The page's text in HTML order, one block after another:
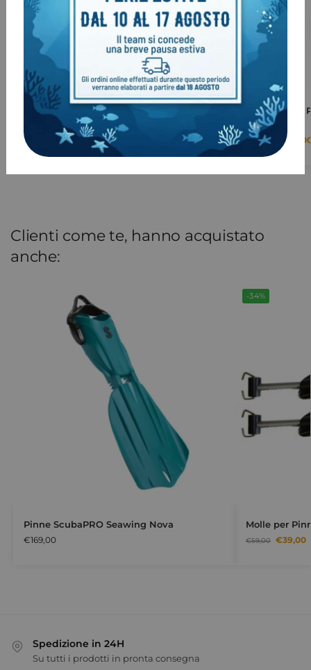
Cinghiolo Pinne Mares
Pinne Mares
XR Line
€199,00 €
Clienti come te, hanno acquistato
anche:
Pinne ScubaPRO Seawing Nova
€169,00
-34%
Molle per
€59,00 €39,00
Spedizione in 24H
Su tutti i prodotti in pronta consegna